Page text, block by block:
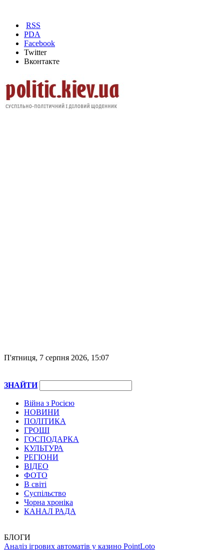
RSS
PDA
Facebook
Twitter
Вконтакте
П'ятниця, 7 серпня 2026, 15:07
ЗНАЙТИ
Війна з Росією
НОВИНИ
ПОЛІТИКА
ГРОШІ
ГОСПОДАРКА
КУЛЬТУРА
РЕГІОНИ
ВІДЕО
ФОТО
В світі
Суспільство
Чорна хроніка
КАНАЛ РАДА
БЛОГИ
Аналіз ігрових автоматів у казино PointLoto